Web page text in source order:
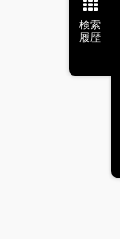
検索
履歴